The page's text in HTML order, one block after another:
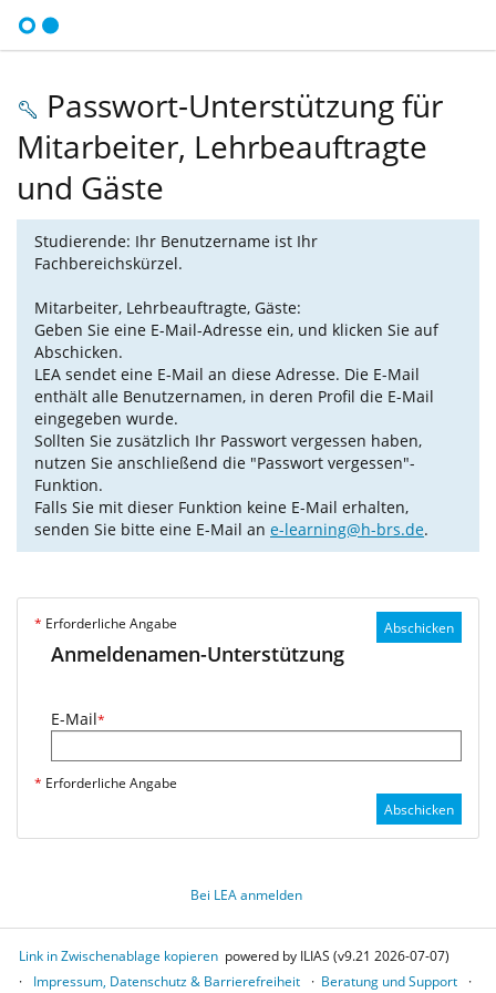
Passwort-Unterstützung für
Mitarbeiter, Lehrbeauftragte
und Gäste
Studierende: Ihr Benutzername ist Ihr
Fachbereichskürzel.
Mitarbeiter, Lehrbeauftragte, Gäste:
Geben Sie eine E-Mail-Adresse ein, und klicken Sie auf
Abschicken.
LEA sendet eine E-Mail an diese Adresse. Die E-Mail
enthält alle Benutzernamen, in deren Profil die E-Mail
eingegeben wurde.
Sollten Sie zusätzlich Ihr Passwort vergessen haben,
nutzen Sie anschließend die "Passwort vergessen"-
Funktion.
Falls Sie mit dieser Funktion keine E-Mail erhalten,
senden Sie bitte eine E-Mail an e-learning@h-brs.de.
Abschicken
* Erforderliche Angabe
Anmeldenamen-Unterstützung
E-Mail*
* Erforderliche Angabe
Abschicken
Bei LEA anmelden
Link in Zwischenablage kopieren powered by ILIAS (v9.21 2026-07-07)
Impressum, Datenschutz & Barrierefreiheit
Beratung und Support